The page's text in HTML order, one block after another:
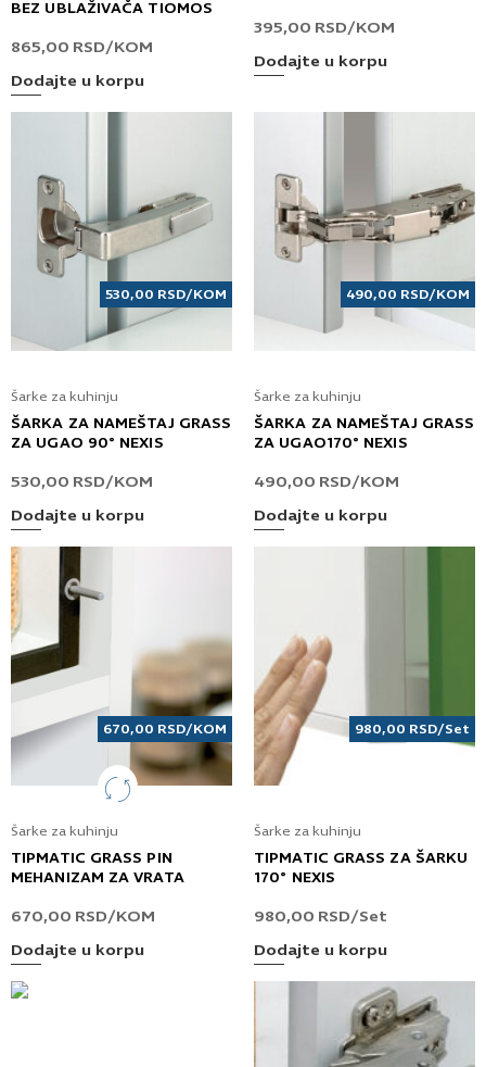
BEZ UBLAŽIVAČA TIOMOS
865,00 RSD/KOM
Dodajte u korpu
395,00 RSD/KOM
Dodajte u korpu
530,00 RSD/KOM
Šarke za kuhinju
ŠARKA ZA NAMEŠTAJ GRASS
ZA UGAO 90° NEXIS
530,00 RSD/KOM
Dodajte u korpu
490,00 RSD/KOM
Šarke za kuhinju
ŠARKA ZA NAMEŠTAJ GRASS
ZA UGAO170° NEXIS
490,00 RSD/KOM
Dodajte u korpu
670,00 RSD/KOM
Šarke za kuhinju
TIPMATIC GRASS PIN
MEHANIZAM ZA VRATA
670,00 RSD/KOM
Dodajte u korpu
980,00 RSD/Set
Šarke za kuhinju
TIPMATIC GRASS ZA ŠARKU
170° NEXIS
980,00 RSD/Set
Dodajte u korpu